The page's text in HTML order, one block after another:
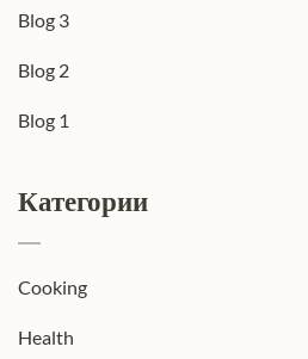
Blog 3
Blog 2
Blog 1
Категории
Cooking
Health